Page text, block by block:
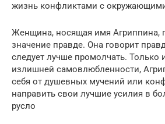
жизнь конфликтами с
Женщина, носящая имя Агриппина,
значение правде. Она говорит
следует лучше промолчать. Только
излишней самовлюбленности,
себя от душевных мучений или
направить свои лучшие усилия в
русло